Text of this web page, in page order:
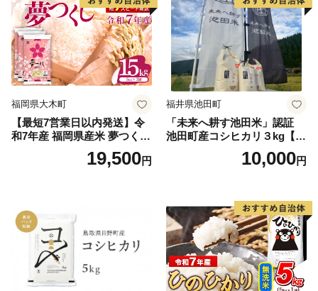
福岡県大木町
【最短7営業日以内発送】令
和7年産 福岡県産米 夢つくし
15kg 精米 ※北海道・沖縄・
19,500円
福井県池田町
「未来へ耕す池田米」認証
池田町産コシヒカリ３kg【お
1人様につき３セットまで】
10,000円